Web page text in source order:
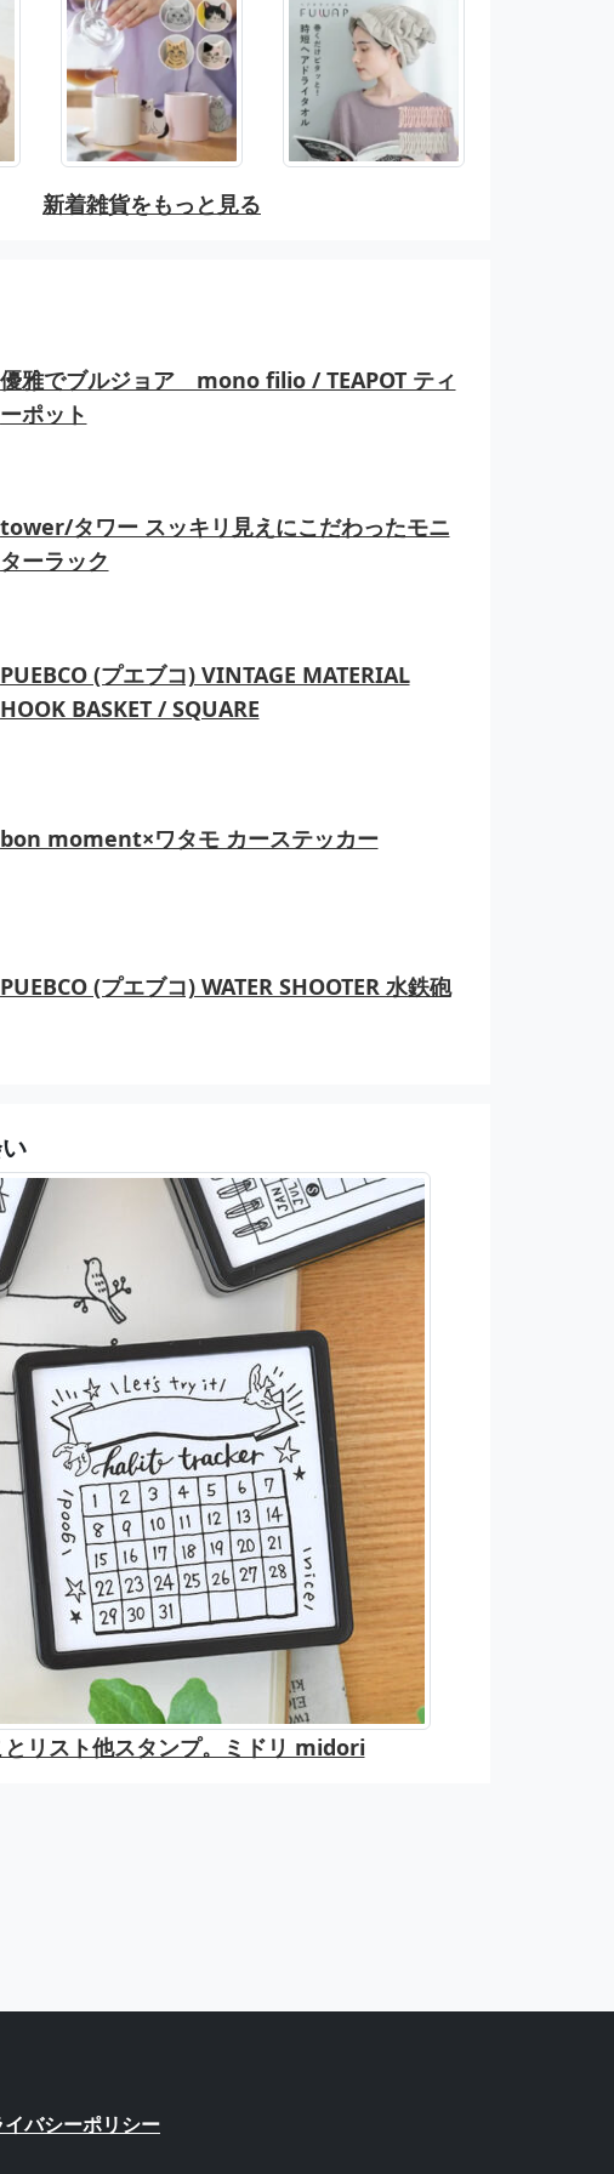
新着雑貨をもっと見る
優雅でブルジョア mono filio / TEAPOT ティ
ーポット
tower/タワー スッキリ見えにこだわったモニ
ターラック
PUEBCO (プエブコ) VINTAGE MATERIAL
HOOK BASKET / SQUARE
bon moment×ワタモ カーステッカー
PUEBCO (プエブコ) WATER SHOOTER 水鉄砲
とリスト他スタンプ。ミドリ midori
イバシーポリシー